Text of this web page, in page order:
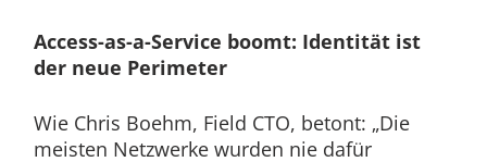
Access-as-a-Service boomt: Identität ist
der neue Perimeter
Wie Chris Boehm, Field CTO, betont: „Die
meisten Netzwerke wurden nie dafür